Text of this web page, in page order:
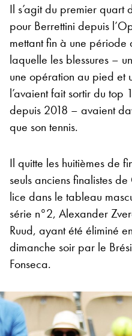
Il s’agit du premier
pour Berrettini depuis
mettant fin à une
laquelle les blessures –
une opération au pied et
l’avaient fait sortir du
depuis 2018 – avaient
que son tennis.
Il quitte les huitièmes de
seuls anciens finalistes
lice dans le tableau
série n°2, Alexander
Ruud, ayant été éliminé
dimanche soir par le
Fonseca.